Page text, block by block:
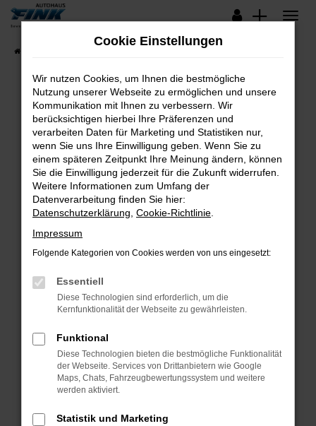
Zum
springen
Lagerfahrzeuge
Fehler: Network Error
Beim Laden ist ein Fehler aufgetreten.
Hier sind ein paar Tipps, die dir helfen können:
Überprüfe deine Firewall und deine
Internetverbindung.
Laden andere Webseiten, zum Beispiel deine
Suchmaschine?
Prüfe deine Browsererweiterungen.
können das Laden bestimmter Seiten
verhindern. Funktioniert die Seite in einem
anderen Browser oder in einem privaten
Starte dein Gerät neu.
Das kann manchmal helfen, vorübergehende
Probleme zu beheben.
Betriebssystem auf dem neuesten Stand
Cookie Einstellungen
Wir nutzen Cookies, um Ihnen die bestmögliche
Nutzung unserer Webseite zu ermöglichen und unsere
Kommunikation mit Ihnen zu verbessern. Wir
berücksichtigen hierbei Ihre Präferenzen und
verarbeiten Daten für Marketing und Statistiken nur,
wenn Sie uns Ihre Einwilligung geben. Wenn Sie zu
einem späteren Zeitpunkt Ihre Meinung ändern, können
Sie die Einwilligung jederzeit für die Zukunft widerrufen.
Weitere Informationen zum Umfang der
Datenverarbeitung finden Sie hier:
Datenschutzerklärung Cookie-Richtlinie
Impressum
Folgende Kategorien von Cookies werden von uns eingesetzt:
Essentiell
Diese Technologien sind erforderlich, um die
Kernfunktionalität der Webseite zu gewährleisten.
Funktional
Diese Technologien bieten die bestmögliche Funktionalität
der Webseite. Services von Drittanbietern wie Google
Maps, Chats, Fahrzeugbewertungssystem und weitere
werden aktiviert.
Statistik und Marketing